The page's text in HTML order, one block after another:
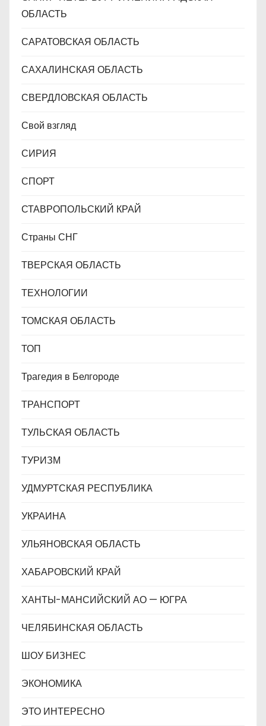
ОБЛАСТЬ
САРАТОВСКАЯ ОБЛАСТЬ
САХАЛИНСКАЯ ОБЛАСТЬ
СВЕРДЛОВСКАЯ ОБЛАСТЬ
Свой взгляд
СИРИЯ
СПОРТ
СТАВРОПОЛЬСКИЙ КРАЙ
Страны СНГ
ТВЕРСКАЯ ОБЛАСТЬ
ТЕХНОЛОГИИ
ТОМСКАЯ ОБЛАСТЬ
ТОП
Трагедия в Белгороде
ТРАНСПОРТ
ТУЛЬСКАЯ ОБЛАСТЬ
ТУРИЗМ
УДМУРТСКАЯ РЕСПУБЛИКА
УКРАИНА
УЛЬЯНОВСКАЯ ОБЛАСТЬ
ХАБАРОВСКИЙ КРАЙ
ХАНТЫ-МАНСИЙСКИЙ АО — ЮГРА
ЧЕЛЯБИНСКАЯ ОБЛАСТЬ
ШОУ БИЗНЕС
ЭКОНОМИКА
ЭТО ИНТЕРЕСНО